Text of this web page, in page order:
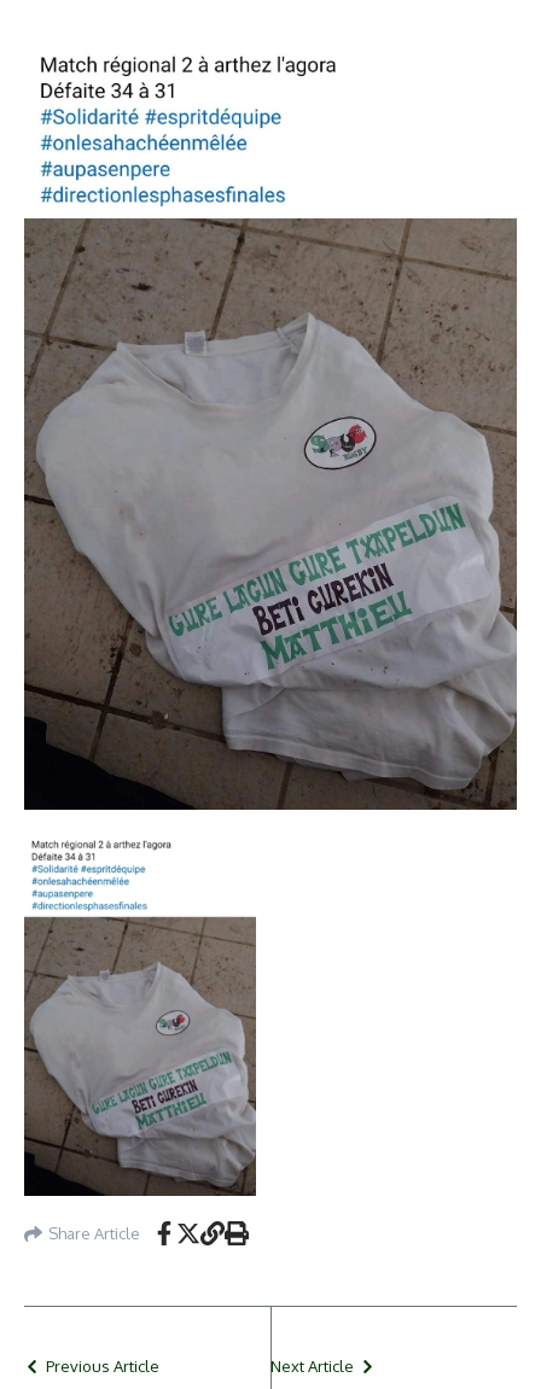
YouTube)
Share Article
Previous Article Next Article